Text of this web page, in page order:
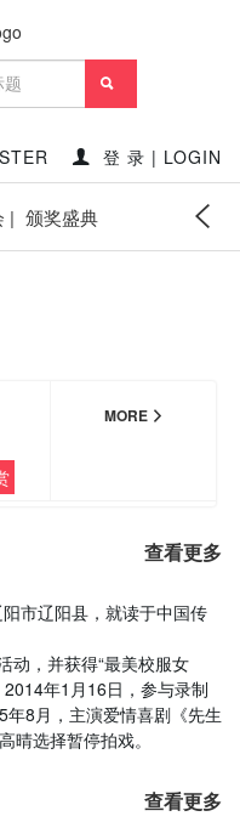
登 录 | LOGIN
| 颁奖盛典
MORE
查看更多
市辽阳县，就读于中国传
动，并获得“最美校服女
年1月16日，参与录制
8月，主演爱情喜剧《先生
选择暂停拍戏。
查看更多